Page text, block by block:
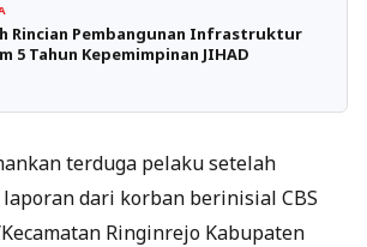
Rincian Pembangunan Infrastruktur
5 Tahun Kepemimpinan JIHAD
terduga pelaku setelah
dari korban berinisial CBS
Ringinrejo Kabupaten